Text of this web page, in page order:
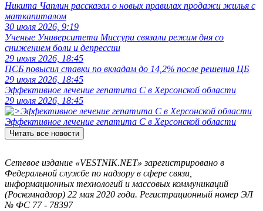
Никита Чаплин рассказал о новых правилах продажи жилья с
маткапиталом
30 июля 2026, 9:19
Ученые Университета Миссури связали режим дня со
снижением боли и депрессии
29 июля 2026, 18:45
ПСБ повысил ставки по вкладам до 14,2% после решения ЦБ
29 июля 2026, 18:45
Эффективное лечение гепатита C в Херсонской области
29 июля 2026, 18:45
Эффективное лечение гепатита C в Херсонской области
Читать все новости
Сетевое издание «VESTNIK.NET» зарегистрировано в
Федеральной службе по надзору в сфере связи,
информационных технологий и массовых коммуникаций
(Роскомнадзор) 22 мая 2020 года. Регистрационный номер ЭЛ
№ ФС 77 - 78397